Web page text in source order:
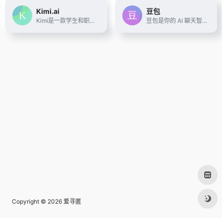
Kimi.ai
Kimi是一款学生和职场人的新质生产力工具，帮你解读论文，策划方案，创作小说，写代码查BUG，多语言翻译，有问题问Kimi，一键解决你的所有难题
豆包
豆包是你的 AI 聊天智能对话问答助手，写作文案翻译情感陪伴编程全能工具。豆包为你答疑解惑，提供灵感，辅助创作，也可以和你畅聊任何你感兴趣的话题。
Copyright © 2026 爱寻匿